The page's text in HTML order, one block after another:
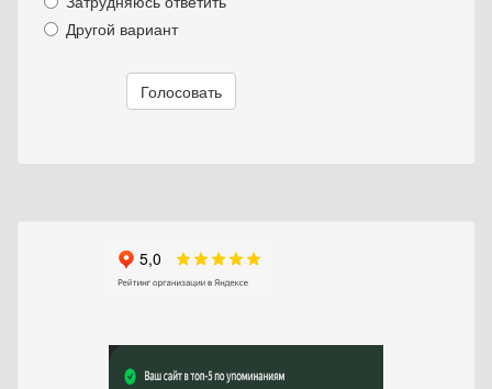
Другой вариант
Голосовать